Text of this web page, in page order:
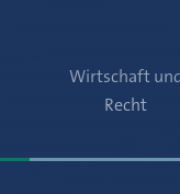
Wirtschaft
Recht